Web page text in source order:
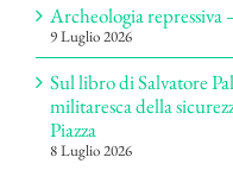
Archeologia
9 Luglio 2026
Sul libro di Salvatore
militaresca della
Piazza
8 Luglio 2026